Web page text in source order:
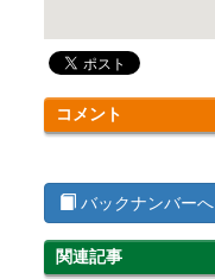
コメント
バックナンバーへ
関連記事